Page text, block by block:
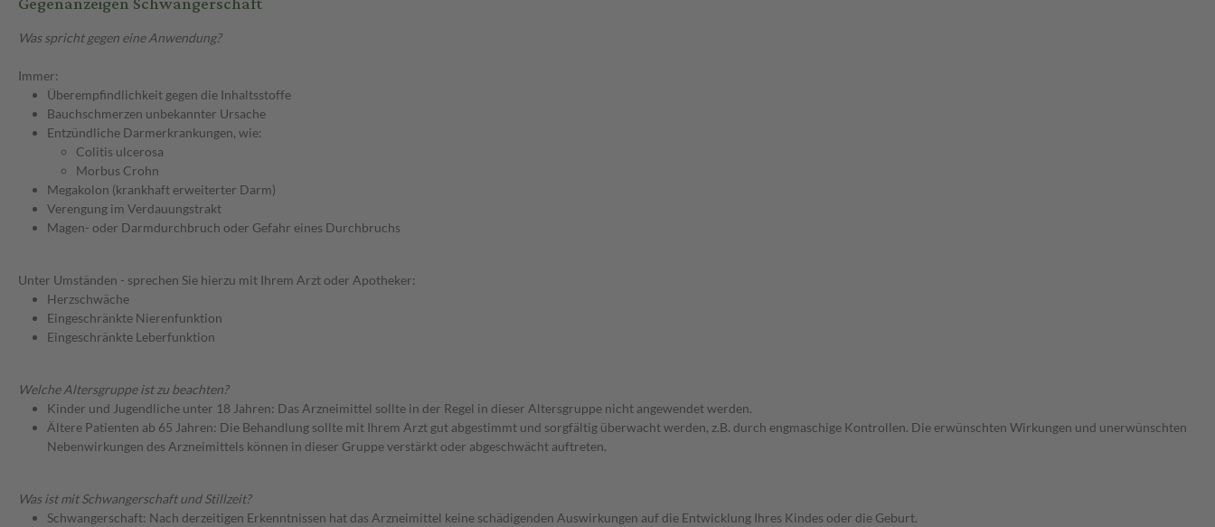
Was spricht gegen eine Anwendung?
Immer:
Überempfindlichkeit gegen die Inhaltsstoffe
Bauchschmerzen unbekannter Ursache
Entzündliche Darmerkrankungen, wie:
Colitis ulcerosa
Morbus Crohn
Megakolon (krankhaft erweiterter Darm)
Verengung im Verdauungstrakt
Magen- oder Darmdurchbruch oder Gefahr eines Durchbruchs
Unter Umständen - sprechen Sie hierzu mit Ihrem Arzt oder Apotheker:
Herzschwäche
Eingeschränkte Nierenfunktion
Eingeschränkte Leberfunktion
Welche Altersgruppe ist zu beachten?
Kinder und Jugendliche unter 18 Jahren: Das Arzneimittel sollte in der Regel in dieser Altersgruppe nicht angewendet werden.
Ältere Patienten ab 65 Jahren: Die Behandlung sollte mit Ihrem Arzt gut abgestimmt und sorgfältig überwacht werden, z.B. durch engmaschige Kontrollen. Die erwünschten Wirkungen und unerwünschten
Nebenwirkungen des Arzneimittels können in dieser Gruppe verstärkt oder abgeschwächt auftreten.
Was ist mit Schwangerschaft und Stillzeit?
Schwangerschaft: Nach derzeitigen Erkenntnissen hat das Arzneimittel keine schädigenden Auswirkungen auf die Entwicklung Ihres Kindes oder die Geburt.